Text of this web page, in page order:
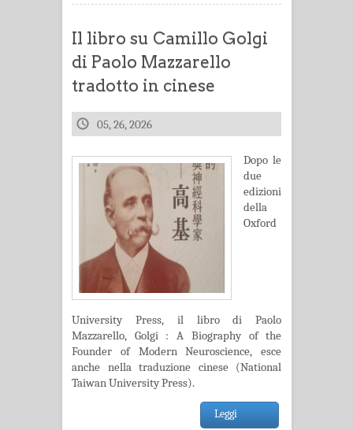
Il libro su Camillo Golgi
di Paolo Mazzarello
tradotto in cinese
05, 26, 2026
Dopo le
due
edizioni
della
Oxford
University Press, il libro di Paolo
Mazzarello, Golgi : A Biography of the
Founder of Modern Neuroscience, esce
anche nella traduzione cinese (National
Taiwan University Press).
Leggi